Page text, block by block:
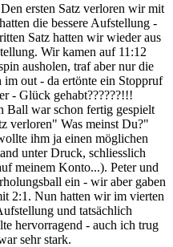
ersten Satz verloren wir mit
die bessere Aufstellung -
Satz hatten wir wieder aus
Wir kamen auf 11:12
ausholen, traf aber nur die
out - da ertönte ein Stoppruf
- Glück gehabt??????!!!
war schon fertig gespielt
verloren" Was meinst Du?"
ihm ja einen möglichen
unter Druck, schliesslich
meinem Konto...). Peter und
ein - wir aber gaben
2:1. Nun hatten wir im vierten
und tatsächlich
hervorragend - auch ich trug
sehr stark.